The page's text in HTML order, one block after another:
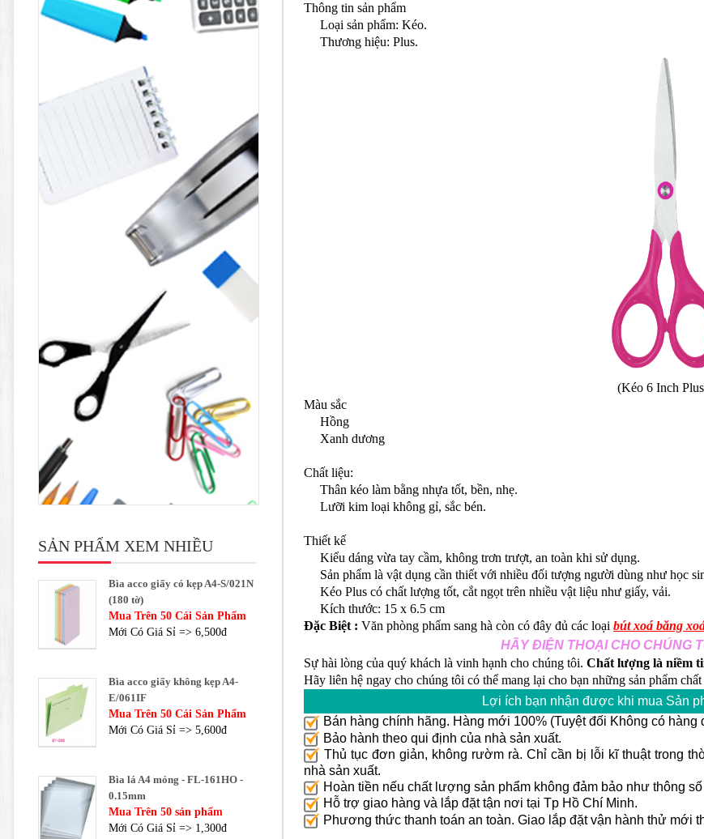
SẢN PHẨM XEM NHIỀU
Bìa acco giấy có kẹp A4-S/021N
(180 tờ)
Mua Trên 50 Cái Sản Phẩm
Mới Có Giá Sỉ => 6,500đ
Bìa acco giấy không kẹp A4-
E/061IF
Mua Trên 50 Cái Sản Phẩm
Mới Có Giá Sỉ => 5,600đ
Bìa lá A4 mỏng - FL-161HO -
0.15mm
Mua Trên 50 sản phẩm
Mới Có Giá Sỉ => 1,300đ
Thông tin sản phẩm
Loại sản phẩm: Kéo.
Thương hiệu: Plus.
(Kéo 6 Inch
Màu sắc
Hồng
Xanh dương
Chất liệu:
Thân kéo làm bằng nhựa tốt, bền, nhẹ.
Lưỡi kim loại không gỉ, sắc bén.
Thiết kế
Kiểu dáng vừa tay cầm, không trơn trượt, an toàn khi sử dụng.
Sản phẩm là vật dụng cần thiết với nhiều đối tượng người dùng như học
Kéo Plus có chất lượng tốt, cắt ngọt trên nhiều vật liệu như giấy, vải.
Kích thước: 15 x 6.5 cm
Đặc Biệt : Văn phòng phẩm sang hà còn có đây đủ các loại bút xoá băng
HÃY ĐIỆN THOẠI CHO CHÚNG
Sự hài lòng của quý khách là vinh hạnh cho chúng tôi. Chất lượng là niềm
Hãy liên hệ ngay cho chúng tôi có thể mang lại cho bạn những sản phẩm
Lợi ích bạn nhận được khi mua Sản
Bán hàng chính hãng. Hàng mới 100% (Tuyệt đối Không có hàng
Bảo hành theo qui định của nhà sản xuất.
Thủ tục đơn giản, không rườm rà. Chỉ cần bị lỗi kĩ thuật trong
nhà sản xuất.
Hoàn tiền nếu chất lượng sản phẩm không đảm bảo như thông
Hỗ trợ giao hàng và lắp đặt tận nơi tại Tp Hồ Chí Minh.
Phương thức thanh toán an toàn. Giao lắp đặt vận hành thử mới